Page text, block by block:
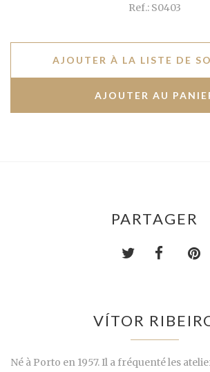
Ref.: S0403
AJOUTER À LA LISTE DE
PARTAGER
VÍTOR
Né à Porto en 1957. Il a fréquenté les